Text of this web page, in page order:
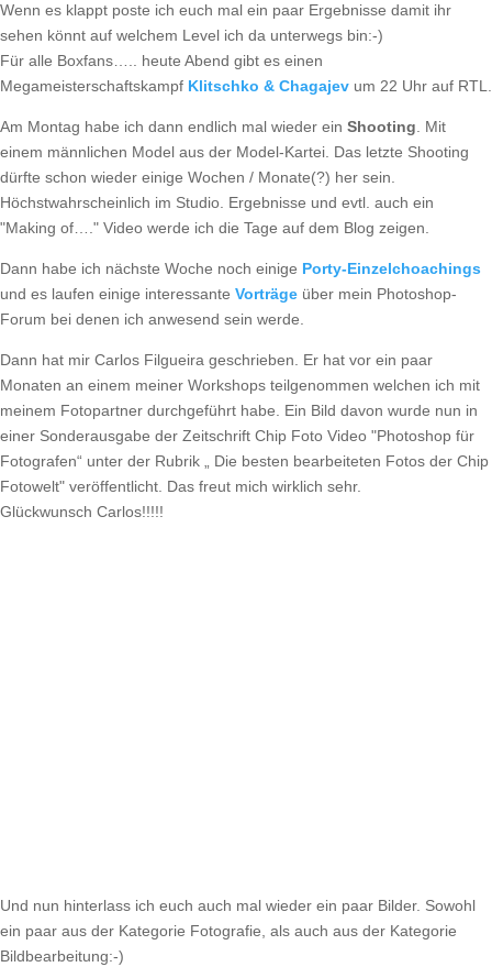
Wenn es klappt poste ich euch mal ein paar Ergebnisse damit ihr
sehen könnt auf welchem Level ich da unterwegs bin:-)
Für alle Boxfans….. heute Abend gibt es einen
Megameisterschaftskampf Klitschko & Chagajev um 22 Uhr auf RTL.
Am Montag habe ich dann endlich mal wieder ein Shooting . Mit
einem männlichen Model aus der Model-Kartei. Das letzte Shooting
dürfte schon wieder einige Wochen / Monate(?) her sein.
Höchstwahrscheinlich im Studio. Ergebnisse und evtl. auch ein
"Making of…." Video werde ich die Tage auf dem Blog zeigen.
Dann habe ich nächste Woche noch einige Porty-Einzelchoachings
und es laufen einige interessante Vorträge über mein Photoshop-
Forum bei denen ich anwesend sein werde.
Dann hat mir Carlos Filgueira geschrieben. Er hat vor ein paar
Monaten an einem meiner Workshops teilgenommen welchen ich mit
meinem Fotopartner durchgeführt habe. Ein Bild davon wurde nun in
einer Sonderausgabe der Zeitschrift Chip Foto Video "Photoshop für
Fotografen“ unter der Rubrik „ Die besten bearbeiteten Fotos der Chip
Fotowelt" veröffentlicht. Das freut mich wirklich sehr.
Glückwunsch Carlos!!!!!
Und nun hinterlass ich euch auch mal wieder ein paar Bilder. Sowohl
ein paar aus der Kategorie Fotografie, als auch aus der Kategorie
Bildbearbeitung:-)